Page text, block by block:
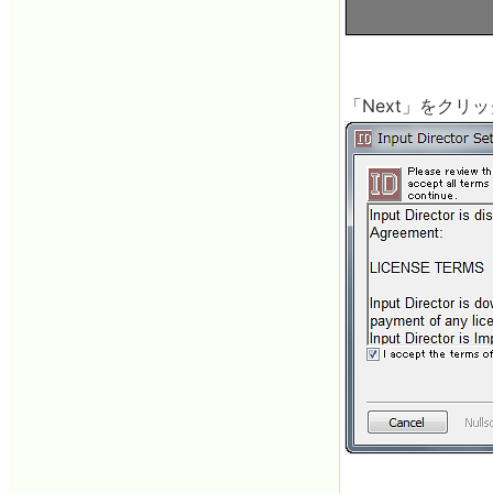
「Next」をクリ